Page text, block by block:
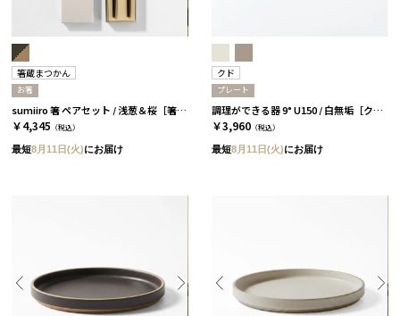
箸蔵まつかん
お箸
sumiiro 箸 ペアセット / 浅葱＆桜［箸蔵まつかん］
￥4,345 （税込）
最短8月11日(火)にお届け
クド
プレート
調理ができる器 9° U150 / 白無垢［クド］
￥3,960 （税込）
最短8月11日(火)にお届け